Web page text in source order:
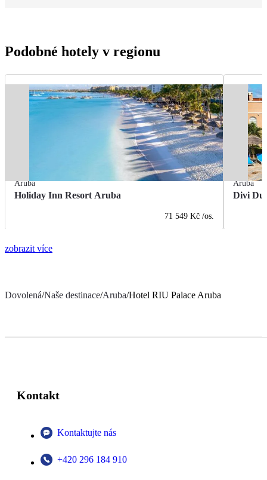
Podobné hotely v regionu
Aruba
Holiday Inn Resort Aruba
71 549 Kč /os.
Aruba
Divi
zobrazit více
Dovolená/Naše destinace/Aruba/Hotel RIU Palace Aruba
Kontakt
Kontaktujte nás
+420 296 184 910